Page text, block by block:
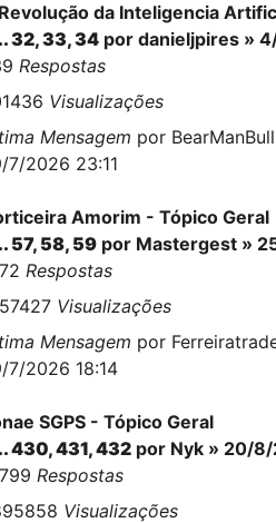
da Inteligencia
32,33,34 por danieljpires »
Respostas
Visualizações
Mensagem por BearManBull
7/2026 23:11
Amorim - Tópico Geral
57, 58, 59 por Mastergest »
Respostas
Visualizações
Mensagem por
7/2026 18:14
SGPS - Tópico Geral
430,431,432 por Nyk » 20/
Respostas
Visualizações